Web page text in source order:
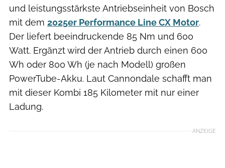
und leistungsstärkste Antriebseinheit von Bosch
mit dem 2025er Performance Line CX Motor.
Der liefert beeindruckende 85 Nm und 600
Watt. Ergänzt wird der Antrieb durch einen 600
Wh oder 800 Wh (je nach Modell) großen
PowerTube-Akku. Laut Cannondale schafft man
mit dieser Kombi 185 Kilometer mit nur einer
Ladung.
ANZEIGE